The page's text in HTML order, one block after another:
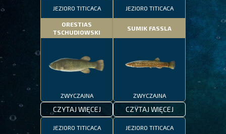
JEZIORO TITICACA
ORESTIAS
TSCHUDIOWSKI
ZWYCZAJNA
CZYTAJ WIĘCEJ
JEZIORO TITICACA
SUMIK FASSLA
ZWYCZAJNA
CZYTAJ WIĘCEJ
JEZIORO TITICACA JEZIORO TITICACA